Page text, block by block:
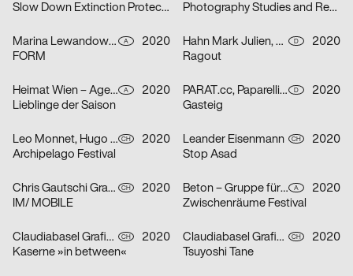
Slow Down Extinction Protect Biodiversity
Photography Studies and Research
Marina Lewandowska A
2020
FORM
Hahn Mark Julien, Kormann Raffael D
2020
Ragout
Heimat Wien – Agentur für Veränderung A
2020
Lieblinge der Saison
PARAT.cc, Paparelli Nolan D
2020
Gasteig
Leo Monnet, Hugo Jauffret CH
2020
Archipelago Festival
Leander Eisenmann CH
2020
Stop Asad
Chris Gautschi Graphic & Editorial design CH
2020
IM/ MOBILE
Beton – Gruppe für Gestaltung A
2020
Zwischenräume Festival
Claudiabasel Grafik & Interaktion CH
2020
Kaserne »in between«
Claudiabasel Grafik & Interaktion CH
2020
Tsuyoshi Tane